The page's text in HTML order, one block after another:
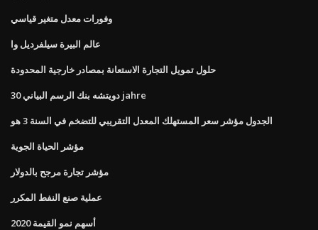
وفورات معدل متغير قياسي
عالم البيرة سيلفرديل وا
حلول تمويل التجارة الاستعانة بمصادر خارجية المحدودة
دويتشه بنك الرسم البياني 30 jahre
الجدول مؤشر سعر المستهلك المعدل التقريبي للتضخم في السنة 3 هو
مؤشر الحياة الجوية
مؤشر تجارة مرجح بالدولار
عملية صنع النفط المكرر
أسهم نمو القيمة 2020